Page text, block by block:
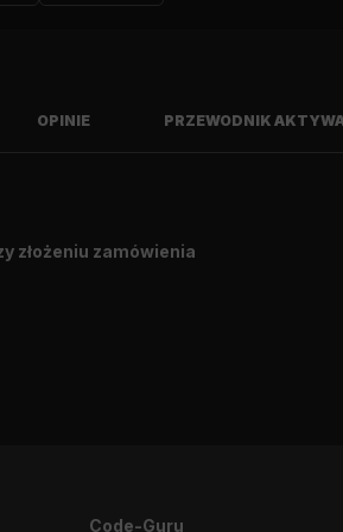
OPINIE PRZEWODNIK
złożeniu zamówienia
Code-Guru